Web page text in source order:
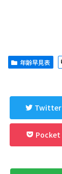
年齢早見表
Twitter
Pocket